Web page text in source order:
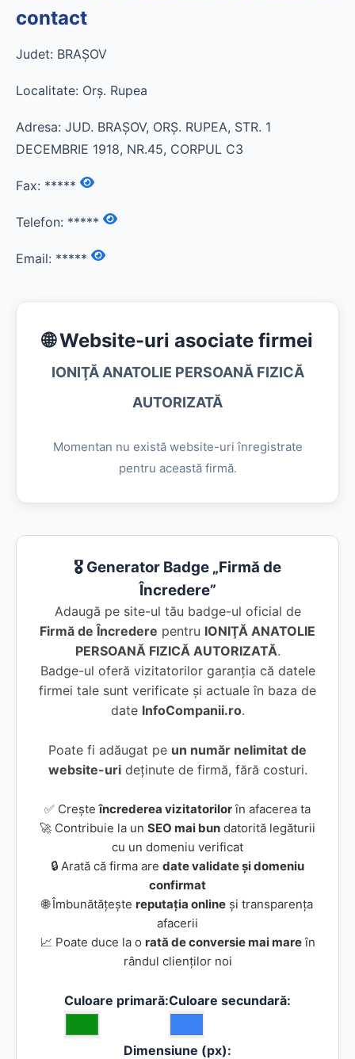
contact
Judet: BRAŞOV
Localitate: Orş. Rupea
Adresa: JUD. BRAŞOV, ORŞ. RUPEA, STR. 1
DECEMBRIE 1918, NR.45, CORPUL C3
Fax: *****
Telefon: *****
Email: *****
🌐 Website-uri asociate firmei
IONIŢĂ ANATOLIE PERSOANĂ FIZICĂ
AUTORIZATĂ
Momentan nu există website-uri înregistrate
pentru această firmă.
🎖️ Generator Badge „Firmă de
Încredere”
Adaugă pe site-ul tău badge-ul oficial de
Firmă de Încredere pentru IONIŢĂ ANATOLIE
PERSOANĂ FIZICĂ AUTORIZATĂ.
Badge-ul oferă vizitatorilor garanția că datele
firmei tale sunt verificate și actuale în baza de
date InfoCompanii.ro.
Poate fi adăugat pe un număr nelimitat de
website-urideținute de firmă, fără costuri.
✅ Creșteîncrederea vizitatorilorîn afacerea ta
🚀 Contribuie la un SEO mai bun datorită legăturii
cu un domeniu verificat
🔒 Arată că firma are date validate și domeniu
confirmat
🌐 Îmbunătățește reputația online și transparența
afacerii
📈 Poate duce la o rată de conversie mai mareîn
rândul clienților noi
Culoare primară:Culoare secundară:
Dimensiune (px):